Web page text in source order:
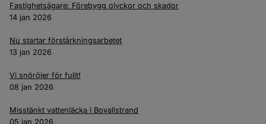
Fastighetsägare: Förebygg olyckor och skador
14 jan 2026
Nu startar förstärkningsarbetet
13 jan 2026
Vi snöröjer för fullt!
08 jan 2026
Misstänkt vattenläcka i Bovallstrand
05 jan 2026